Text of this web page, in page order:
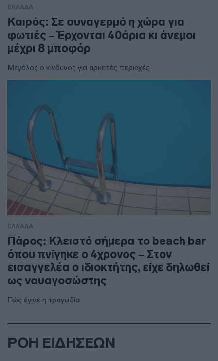
ΕΛΛΑΔΑ
Καιρός: Σε συναγερμό η χώρα για
φωτιές – Έρχονται 40άρια κι άνεμοι
μέχρι 8 μποφόρ
Μεγάλος ο κίνδυνος για αρκετές περιοχές
ΕΛΛΑΔΑ
Πάρος: Κλειστό σήμερα το beach bar
όπου πνίγηκε ο 4χρονος – Στον
εισαγγελέα ο ιδιοκτήτης, είχε δηλωθεί
ως ναυαγοσώστης
Πώς έγινε η τραγωδία
ΡΟΗ ΕΙΔΗΣΕΩΝ